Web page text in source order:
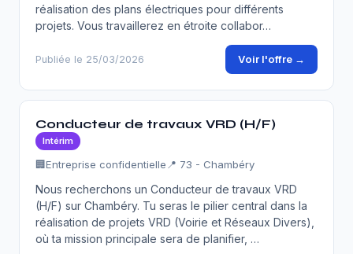
réalisation des plans électriques pour différents
projets. Vous travaillerez en étroite collabor…
Publiée le 25/03/2026 Voir l'offre →
Conducteur de travaux VRD (H/F)
Intérim
🏢Entreprise confidentielle 📍 73 - Chambéry
Nous recherchons un Conducteur de travaux VRD
(H/F) sur Chambéry. Tu seras le pilier central dans la
réalisation de projets VRD (Voirie et Réseaux Divers),
où ta mission principale sera de planifier, …